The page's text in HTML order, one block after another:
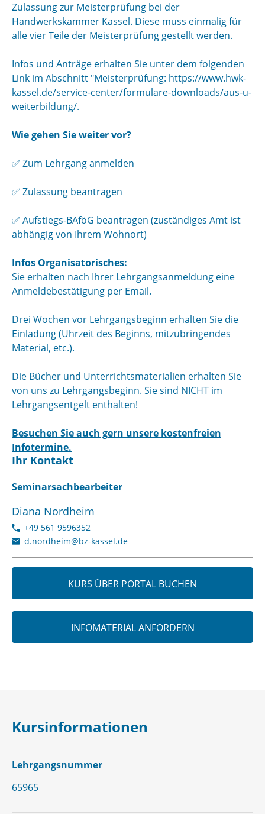
Zulassung zur Meisterprüfung bei der
Handwerkskammer Kassel. Diese muss einmalig für
alle vier Teile der Meisterprüfung gestellt werden.
Infos und Anträge erhalten Sie unter dem folgenden
Link im Abschnitt "Meisterprüfung: https://www.hwk-
kassel.de/service-center/formulare-downloads/aus-u-
weiterbildung/.
Wie gehen Sie weiter vor?
✅ Zum Lehrgang anmelden
✅ Zulassung beantragen
✅ Aufstiegs-BAföG beantragen (zuständiges Amt ist
abhängig von Ihrem Wohnort)
Infos Organisatorisches:
Sie erhalten nach Ihrer Lehrgangsanmeldung eine
Anmeldebestätigung per Email.
Drei Wochen vor Lehrgangsbeginn erhalten Sie die
Einladung (Uhrzeit des Beginns, mitzubringendes
Material, etc.).
Die Bücher und Unterrichtsmaterialien erhalten Sie
von uns zu Lehrgangsbeginn. Sie sind NICHT im
Lehrgangsentgelt enthalten!
Besuchen Sie auch gern unsere kostenfreien
Infotermine.
Ihr Kontakt
Seminarsachbearbeiter
Diana Nordheim
+49 561 9596352
d.nordheim@bz-kassel.de
KURS ÜBER PORTAL BUCHEN
INFOMATERIAL ANFORDERN
Kursinformationen
Lehrgangsnummer
65965